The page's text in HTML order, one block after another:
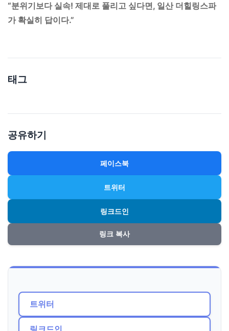
“분위기보다 실속! 제대로 풀리고 싶다면, 일산 더힐링스파
가 확실히 답이다.”
태그
공유하기
페이스북
트위터
링크드인
링크 복사
트위터
링크드인